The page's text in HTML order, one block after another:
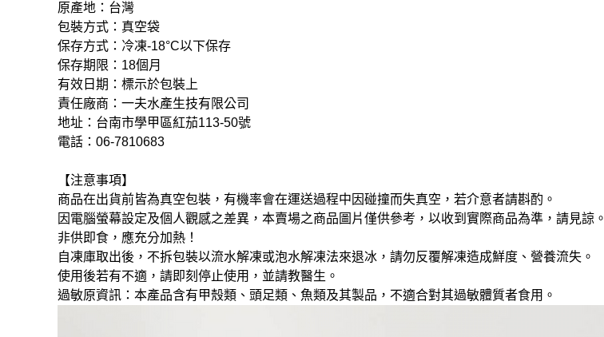
原產地：台灣
包裝方式：真空袋
保存方式：冷凍-18°C以下保存
保存期限：18個月
有效日期：標示於包裝上
責任廠商：一夫水產生技有限公司
地址：台南市學甲區紅茄113-50號
電話：06-7810683
【注意事項】
商品在出貨前皆為真空包裝，有機率會在運送過程中因碰撞而失真空，若介意者請斟酌。
因電腦螢幕設定及個人觀感之差異，本賣場之商品圖片僅供參考，以收到實際商品為準，請見諒。
非供即食，應充分加熱！
自凍庫取出後，不拆包裝以流水解凍或泡水解凍法來退冰，請勿反覆解凍造成鮮度、營養流失。
使用後若有不適，請即刻停止使用，並請教醫生。
過敏原資訊：本產品含有甲殼類、頭足類、魚類及其製品，不適合對其過敏體質者食用。